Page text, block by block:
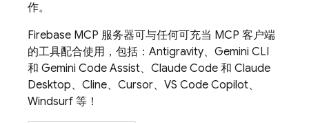
作。
Firebase MCP 服务器可与任何可充当 MCP 客户端
的工具配合使用，包括：Antigravity、 Gemini CLI
和 Gemini Code Assist、Claude Code 和 Claude
Desktop、Cline、Cursor、VS Code Copilot、
Windsurf 等！